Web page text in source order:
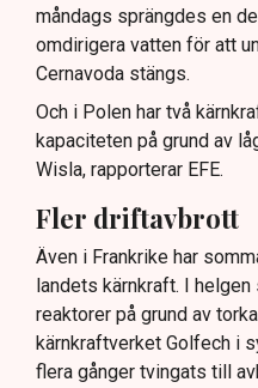
måndags sprängdes en
omdirigera vatten för att
Cernavoda stängs.
Och i Polen har två
kapaciteten på grund av
Wisla, rapporterar EFE.
Fler driftavbrott
Även i Frankrike har
landets kärnkraft. I
reaktorer på grund av
kärnkraftverket Golfech i
flera gånger tvingats till